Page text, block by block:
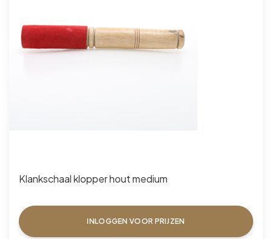
Klankschaal klopper hout medium
INLOGGEN VOOR PRIJZEN